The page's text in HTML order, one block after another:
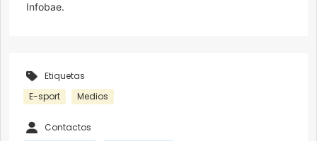
Infobae.
Etiquetas
E-sport
Medios
Contactos